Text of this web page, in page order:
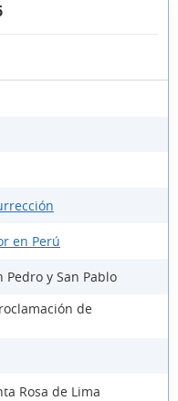
en Perú
Pedro y San Pablo
de
Rosa de Lima